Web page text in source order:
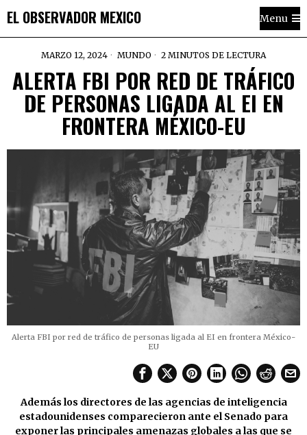
EL OBSERVADOR MEXICO Menu
MARZO 12, 2024 MUNDO 2 MINUTOS DE LECTURA
ALERTA FBI POR RED DE TRÁFICO
DE PERSONAS LIGADA AL EI EN
FRONTERA MÉXICO-EU
Alerta FBI por red de tráfico de personas ligada al EI en frontera México-
EU
Además los directores de las agencias de inteligencia
estadounidenses comparecieron ante el Senado para
exponer las principales amenazas globales a las que se